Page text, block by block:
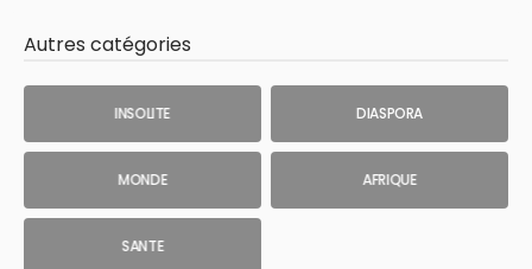
Autres catégories
INSOLITE DIASPORA
MONDE AFRIQUE
SANTE